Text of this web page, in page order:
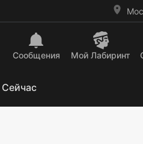
Сообщения Mой Лабиринт